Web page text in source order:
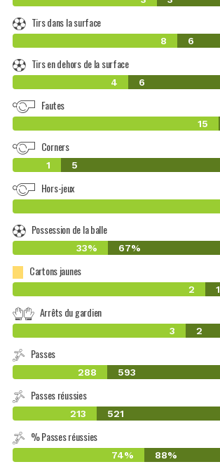
Tirs dans la surface
8 6
Tirs en dehors de la surface
4 6
Fautes
15
Corners
1 5
Hors-jeux
Possession de la balle
33% 67%
Cartons jaunes
2 1
Arrêts du gardien
3 2
Passes
288 593
Passes réussies
213 521
% Passes réussies
74% 88%